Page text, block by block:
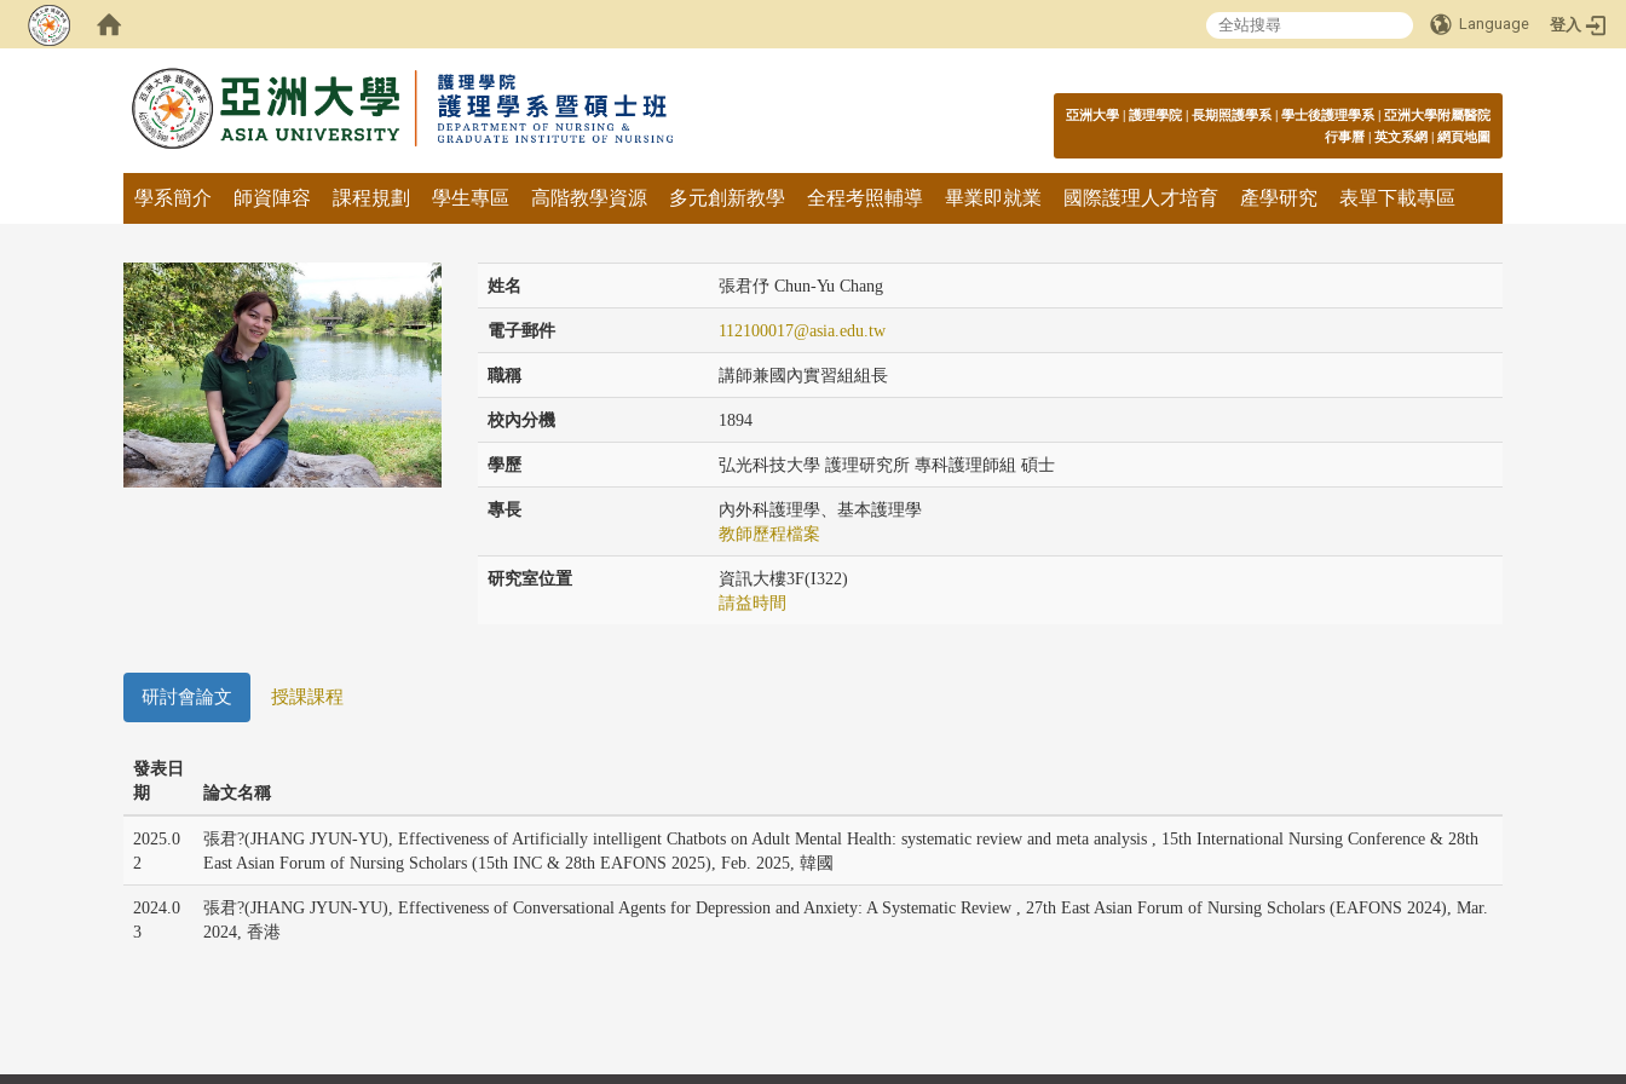
Language 登入
:::
亞洲大學 | 護理學院 | 長期照護學系 | 學士後護理學系 | 亞洲大學附屬醫院
行事曆 | 英文系網 | 網頁地圖
學系簡介 師資陣容 課程規劃 學生專區 高階教學資源 多元創新教學 全程考照輔導 畢業即就業 國際護理人才培育 產學研究 表單下載專區
姓名 張君伃 Chun-Yu Chang
電子郵件 112100017@asia.edu.tw
職稱 講師兼國內實習組組長
校內分機 1894
學歷 弘光科技大學 護理研究所 專科護理師組 碩士
專長
內外科護理學、基本護理學
教師歷程檔案
研究室位置
資訊大樓3F(I322)
請益時間
研討會論文 授課課程
發表日
期
論文名稱
2025.0
2
張君?(JHANG JYUN-YU), Effectiveness of Artificially intelligent Chatbots on Adult Mental Health: systematic review and meta analysis , 15th International Nursing Conference & 28th
East Asian Forum of Nursing Scholars (15th INC & 28th EAFONS 2025), Feb. 2025, 韓國
2024.0
3
張君?(JHANG JYUN-YU), Effectiveness of Conversational Agents for Depression and Anxiety: A Systematic Review , 27th East Asian Forum of Nursing Scholars (EAFONS 2024), Mar.
2024, 香港